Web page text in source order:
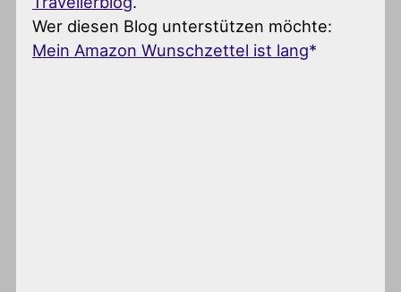
Wer diesen Blog unterstützen möchte:
Mein Amazon Wunschzettel ist lang